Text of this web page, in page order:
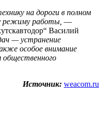
на дороги в полном
режиму работы, —
Василий
— устранение
особое внимание
Источник: weacom.ru